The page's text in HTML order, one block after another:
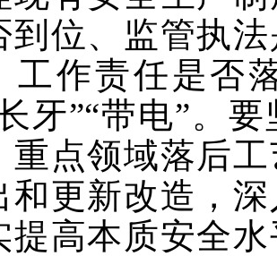
到位、监管执
工作责任是否
牙”“带电”。
重点领域落后
和更新改造，
提高本质安全